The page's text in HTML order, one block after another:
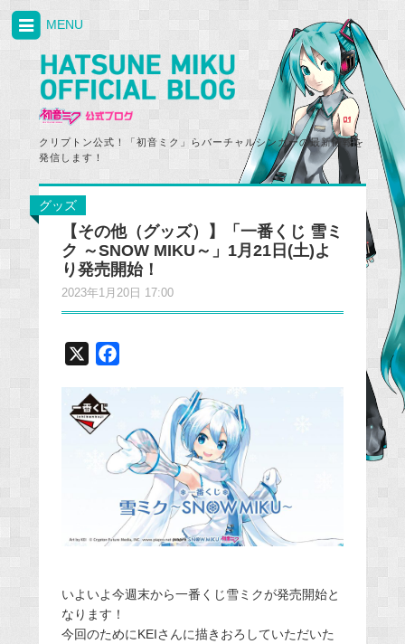
クリプトン公式！「初音ミク」らバーチャルシンガーの最新情報を
発信します！
MENU
グッズ
【その他（グッズ）】「一番くじ 雪ミ
ク ～SNOW MIKU～」1月21日(土)よ
り発売開始！
2023年1月20日 17:00
b
o
k
いよいよ今週末から一番くじ雪ミクが発売開始と
なります！
今回のためにKEIさんに描きおろしていただいた